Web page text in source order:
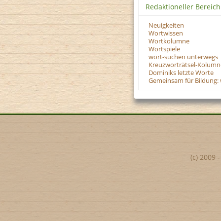
Redaktioneller Bereich
Neuigkeiten
Wortwissen
Wortkolumne
Wortspiele
wort-suchen unterwegs
Kreuzworträtsel-
Dominiks letzte Worte
Gemeinsam für
(c) 2009